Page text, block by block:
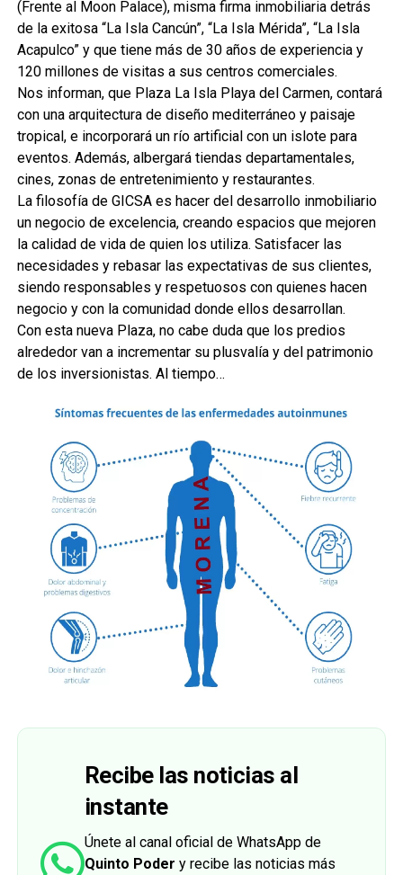
(Frente al Moon Palace), misma firma inmobiliaria detrás
de la exitosa “La Isla Cancún”, “La Isla Mérida”, “La Isla
Acapulco” y que tiene más de 30 años de experiencia y
120 millones de visitas a sus centros comerciales.
Nos informan, que Plaza La Isla Playa del Carmen, contará
con una arquitectura de diseño mediterráneo y paisaje
tropical, e incorporará un río artificial con un islote para
eventos. Además, albergará tiendas departamentales,
cines, zonas de entretenimiento y restaurantes.
La filosofía de GICSA es hacer del desarrollo inmobiliario
un negocio de excelencia, creando espacios que mejoren
la calidad de vida de quien los utiliza. Satisfacer las
necesidades y rebasar las expectativas de sus clientes,
siendo responsables y respetuosos con quienes hacen
negocio y con la comunidad donde ellos desarrollan.
Con esta nueva Plaza, no cabe duda que los predios
alrededor van a incrementar su plusvalía y del patrimonio
de los inversionistas. Al tiempo…
Recibe las noticias al
instante
Únete al canal oficial de WhatsApp de
Quinto Poder y recibe las noticias más